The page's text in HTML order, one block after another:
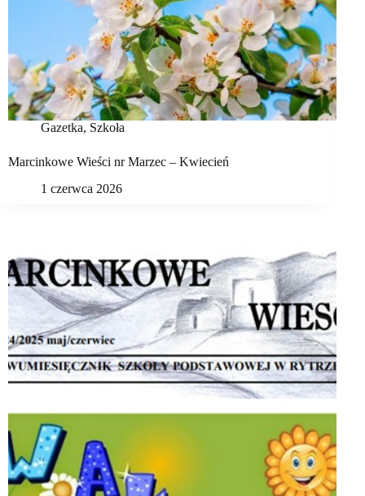
Gazetka, Szkoła
Marcinkowe Wieści nr Marzec – Kwiecień
1 czerwca 2026